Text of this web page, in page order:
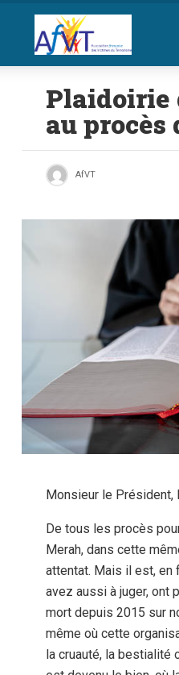
Plaidoirie
au procès
AfVT
Monsieur le Président,
De tous les procès
Merah, dans cette
attentat. Mais il est, en
avez aussi à juger, ont
mort depuis 2015 sur
même où cette
la cruauté, la bestialité